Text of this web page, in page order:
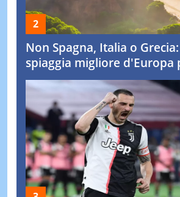
Non Spagna, Italia o
spiaggia migliore d'Europa